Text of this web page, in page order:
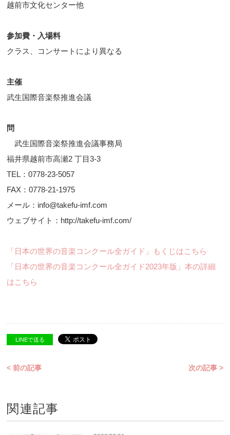
越前市文化センター他
参加費・入場料
クラス、コンサートにより異なる
主催
武生国際音楽祭推進会議
問
武生国際音楽祭推進会議事務局
福井県越前市高瀬2 丁目3-3
TEL：0778-23-5057
FAX：0778-21-1975
メール：info@takefu-imf.com
ウェブサイト：http://takefu-imf.com/
「日本の世界の音楽コンクール全ガイド」もくじはこちら
「日本の世界の音楽コンクール全ガイド2023年版」本の詳細
はこちら
LINEで送る
< 前の記事 次の記事 >
関連記事